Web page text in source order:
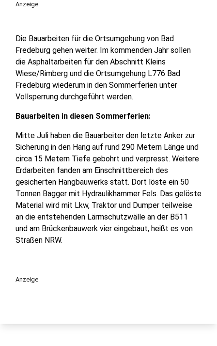
Anzeige
Die Bauarbeiten für die Ortsumgehung von Bad
Fredeburg gehen weiter. Im kommenden Jahr sollen
die Asphaltarbeiten für den Abschnitt Kleins
Wiese/Rimberg und die Ortsumgehung L776 Bad
Fredeburg wiederum in den Sommerferien unter
Vollsperrung durchgeführt werden.
Bauarbeiten in diesen Sommerferien:
Mitte Juli haben die Bauarbeiter den letzte Anker zur
Sicherung in den Hang auf rund 290 Metern Länge und
circa 15 Metern Tiefe gebohrt und verpresst. Weitere
Erdarbeiten fanden am Einschnittbereich des
gesicherten Hangbauwerks statt. Dort löste ein 50
Tonnen Bagger mit Hydraulikhammer Fels. Das gelöste
Material wird mit Lkw, Traktor und Dumper teilweise
an die entstehenden Lärmschutzwälle an der B511
und am Brückenbauwerk vier eingebaut, heißt es von
Straßen NRW.
Anzeige